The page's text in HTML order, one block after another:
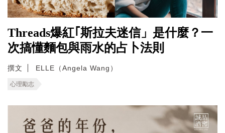
Threads爆紅｢斯拉夫迷信」是什麼？一
次搞懂麵包與雨水的占卜法則
撰文 ELLE（Angela Wang）
心理勵志